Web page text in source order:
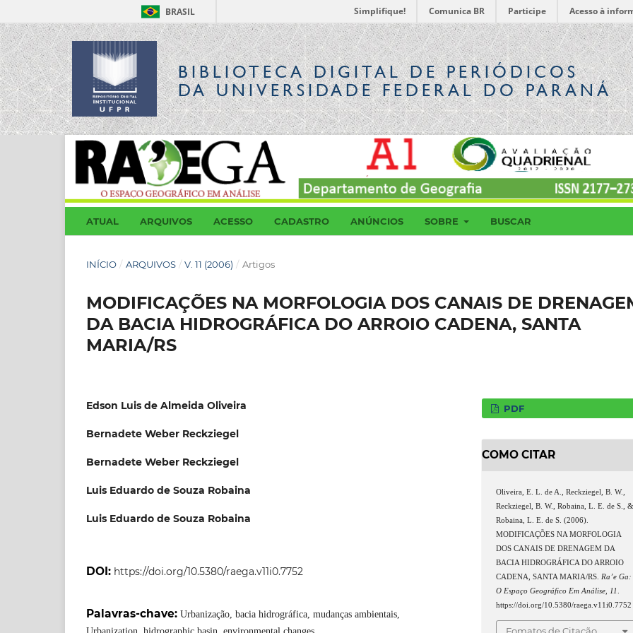
BRASIL Simplifique! Comunica BR Participe Acesso à
BIBLIOTECA DIGITALDE PERIÓDICOS
DA UNIVERSIDADE FEDERAL DO PARANÁ
ATUAL ARQUIVOS ACESSO CADASTRO ANÚNCIOS SOBRE BUSCAR
INÍCIO / ARQUIVOS / V. 11 (2006) / Artigos
MODIFICAÇÕES NA MORFOLOGIA DOS CANAIS DE
DA BACIA HIDROGRÁFICA DO ARROIO CADENA, SANTA
MARIA/RS
Edson Luis de Almeida Oliveira
Bernadete Weber Reckziegel
Bernadete Weber Reckziegel
Luis Eduardo de Souza Robaina
Luis Eduardo de Souza Robaina
DOI: https://doi.org/10.5380/raega.v11i0.7752
Palavras-chave: Urbanização, bacia hidrográfica, mudanças ambientais,
PDF
COMO CITAR
Oliveira, E. L. de A., Reckziegel, B. W.,
Reckziegel, B. W., Robaina, L. E. de S., &
Robaina, L. E. de S. (2006).
MODIFICAÇÕES NA MORFOLOGIA
DOS CANAIS DE DRENAGEM DA
BACIA HIDROGRÁFICA DO ARROIO
CADENA, SANTA MARIA/RS. Ra’e Ga:
O Espaço Geográfico Em Análise
11
https://doi.org/10.5380/raega.v11i0.7752
Fomatos de Citação